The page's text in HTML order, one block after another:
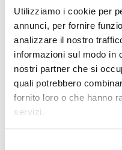
Utilizziamo i cookie per
annunci, per fornire
analizzare il nostro
informazioni sul modo in
nostri partner che si
quali potrebbero
fornito loro o che hanno
servizi.
struttura
La nuova
presenta
percorso storico-
IQuadri storici-
un’agilità e rapidità
avere le informazioni
un’epoca. I nuovi
letteratura
trattazione dei
mettono a fuoco i
consentono di arrivare